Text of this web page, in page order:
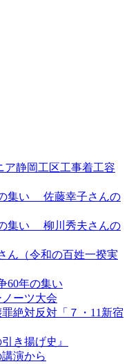
ア静岡工区工事着工容
集い 佐藤幸子さんの
集い 柳川秀夫さんの
（令和の百姓一揆実
60年の集い
ーツ大会
絶対反対「７・11新宿
き揚げ史』
演から